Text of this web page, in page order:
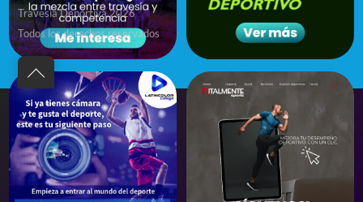
Back
to
top
Travesía Deportiva 2026
Todos los derechos reservados